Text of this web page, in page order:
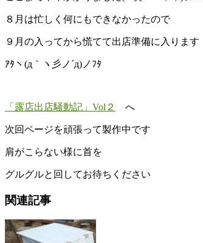
８月は忙しく何にもできなかったので
９月の入ってから慌てて出店準備に入ります
ｱﾀヽ(д｀ヽ彡ノ´д)ノﾌﾀ
「露店出店騒動記」Vol２ へ
次回ページを頑張って製作中です
肩がこらない様に首を
グルグルと回してお待ちください
関連記事